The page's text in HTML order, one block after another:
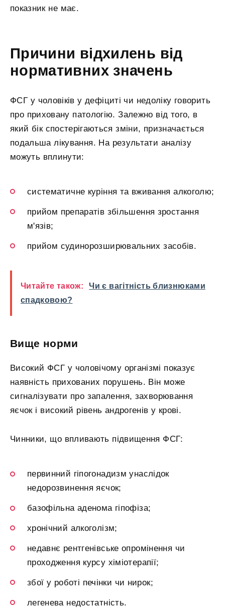
показник не має.
Причини відхилень від
нормативних значень
ФСГ у чоловіків у дефіциті чи недоліку говорить
про приховану патологію. Залежно від того, в
який бік спостерігаються зміни, призначається
подальша лікування. На результати аналізу
можуть вплинути:
систематичне куріння та вживання алкоголю;
прийом препаратів збільшення зростання
м'язів;
прийом судинорозширювальних засобів.
Читайте також:
Чи є вагітність близнюками
спадковою?
Вище норми
Високий ФСГ у чоловічому організмі показує
наявність прихованих порушень. Він може
сигналізувати про запалення, захворювання
яєчок і високий рівень андрогенів у крові.
Чинники, що впливають підвищення ФСГ:
первинний гіпогонадизм унаслідок
недорозвинення яєчок;
базофільна аденома гіпофіза;
хронічний алкоголізм;
недавнє рентгенівське опромінення чи
проходження курсу хіміотерапії;
збої у роботі печінки чи нирок;
легенева недостатність.